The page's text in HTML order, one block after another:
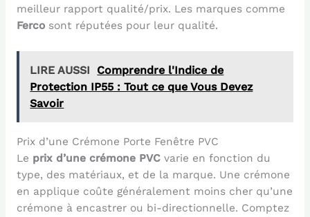
meilleur rapport qualité/prix. Les marques comme
Fercosont réputées pour leur qualité.
LIRE AUSSI
Comprendre l'Indice de
Protection IP55 : Tout ce que Vous Devez
Savoir
Prix d’une Crémone Porte Fenêtre PVC
Le prix d’une crémone PVCvarie en fonction du
type, des matériaux, et de la marque. Une crémone
en applique coûte généralement moins cher qu’une
crémone à encastrer ou bi-directionnelle. Comptez